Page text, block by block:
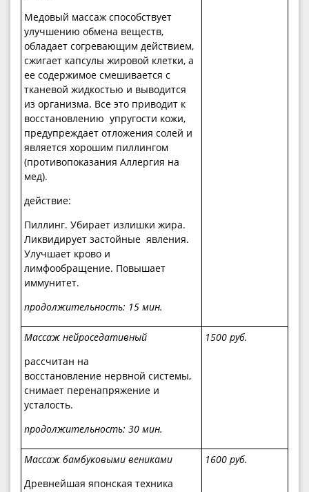
Медовый массаж способствует
улучшению обмена веществ,
обладает согревающим действием,
сжигает капсулы жировой клетки, а
ее содержимое смешивается с
тканевой жидкостью и выводится
из организма. Все это приводит к
восстановлению упругости кожи,
предупреждает отложения солей и
является хорошим пиллингом
(противопоказания Аллергия на
мед).
действие:
Пиллинг. Убирает излишки жира.
Ликвидирует застойные явления.
Улучшает крово и
лимфообращение. Повышает
иммунитет.
продолжительность: 15 мин.
Массаж нейроседативный
расcчитан на
восстановление нервной системы,
снимает перенапряжение и
усталость.
продолжительность: 30 мин.
1500 руб.
Массаж бамбуковыми вениками
Древнейшая японская техника
1600 руб.